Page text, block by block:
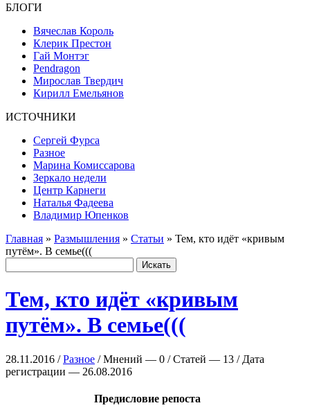
БЛОГИ
Вячеслав Король
Клерик Престон
Гай Монтэг
Pendragon
Мирослав Твердич
Кирилл Емельянов
ИСТОЧНИКИ
Сергей Фурса
Разное
Марина Комиссарова
Зеркало недели
Центр Карнеги
Наталья Фадеева
Владимир Юпенков
Главная » Размышления » Статьи » Тем, кто идёт «кривым
путём». В семье(((
Тем, кто идёт «кривым
путём». В семье(((
28.11.2016 /Разное / Мнений — 0 / Статей — 13 / Дата
регистрации — 26.08.2016
Предисловие репоста